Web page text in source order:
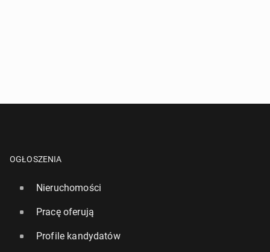
OGŁOSZENIA
Nieruchomości
Pracę oferują
Profile kandydatów